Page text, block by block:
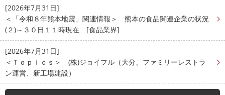
[2026年7月31日]
＜「令和８年熊本地震」関連情報＞ 熊本の食品関連企業の状況
(２)～３０日１１時現在 [食品業界]
[2026年7月31日]
＜Ｔｏｐｉｃｓ＞ (株)ジョイフル（大分、ファミリーレストラ
ン運営、新工場建設）